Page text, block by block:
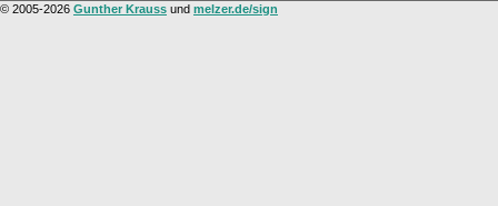
© 2005-2026 Gunther Krauss und melzer.de/sign